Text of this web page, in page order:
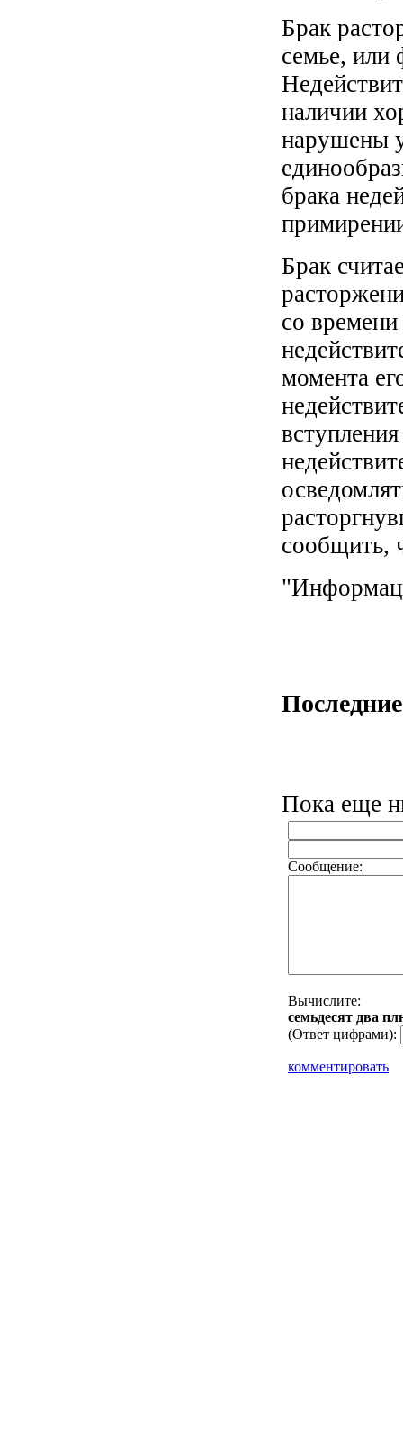
Брак
семье, или
наличии
нарушены
брака
Брак
со
момента
сообщить,
Пока еще
Сообщение:
Вычислите:
ceмьдecят двa
(Ответ цифрами):
комментировать